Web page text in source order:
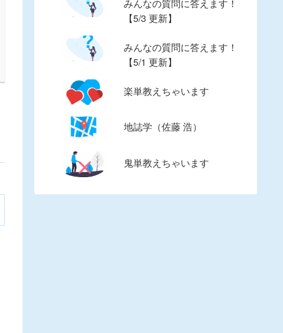
みんなの質問に答えます！
【5/3 更新】
みんなの質問に答えます！
【5/1 更新】
楽単教えちゃいます
地誌学（佐藤 浩）
鬼単教えちゃいます